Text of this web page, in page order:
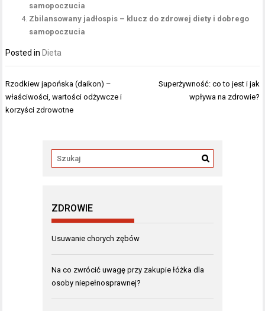
samopoczucia
Zbilansowany jadłospis – klucz do zdrowej diety i dobrego
samopoczucia
Posted in Dieta
Nawigacja
wpisu
Rzodkiew japońska (daikon) –
właściwości, wartości odżywcze i
korzyści zdrowotne
Superżywność: co to jest i jak
wpływa na zdrowie?
ZDROWIE
Usuwanie chorych zębów
Na co zwrócić uwagę przy zakupie łóżka dla
osoby niepełnosprawnej?